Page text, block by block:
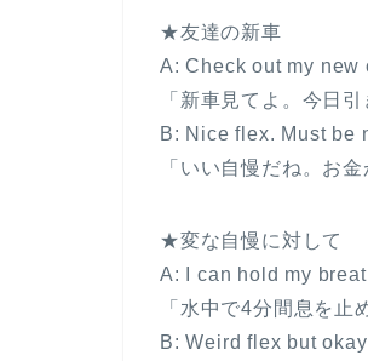
★友達の新車
A: Check out my new
「新車見てよ。今日引
B: Nice flex. Must be
「いい自慢だね。お
★変な自慢に対して
A: I can hold my
「水中で4分間息を止
B: Weird flex but